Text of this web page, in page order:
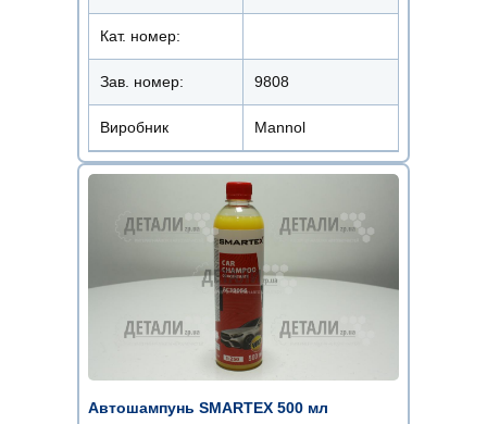
Кат. номер:
Зав. номер: 9808
Виробник Mannol
Автошампунь SMARTEX 500 мл